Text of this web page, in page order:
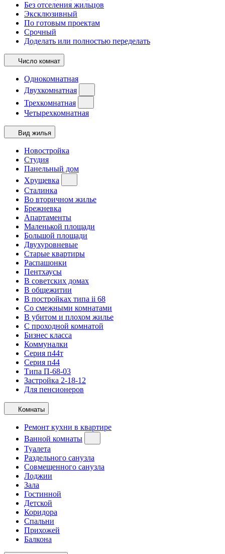
Без отселения жильцов
Эксклюзивный
По готовым проектам
Срочный
Доделать или полностью переделать
Число комнат
Однокомнатная
Двухкомнатная
Трехкомнатная
Четырехкомнатная
Вид жилья
Новостройка
Студия
Панельный дом
Хрущевка
Сталинка
Во вторичном жилье
Брежневка
Апартаменты
Маленькой площади
Большой площади
Двухуровневые
Старые квартиры
Распашонки
Пентхаусы
В советских домах
В общежитии
В постройках типа ii 68
Со смежными комнатами
В убитом и плохом жилье
С проходной комнатой
Бизнес класса
Коммуналки
Серия п44т
Серия п44
Типа П-68-03
Застройка 2-18-12
Для пенсионеров
Комнаты
Ремонт кухни в квартире
Ванной комнаты
Туалета
Раздельного санузла
Совмещенного санузла
Лоджии
Зала
Гостинной
Детской
Коридора
Спальни
Прихожей
Балкона